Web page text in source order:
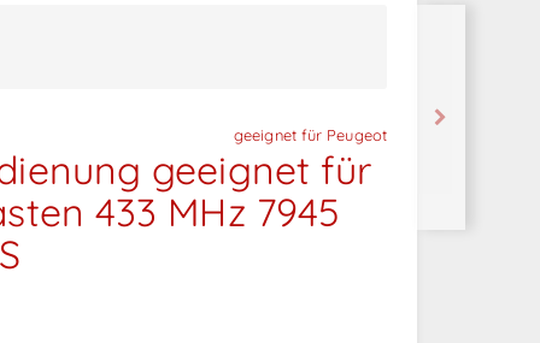
geeignet für Peugeot
geeignet für
433 MHz 7945